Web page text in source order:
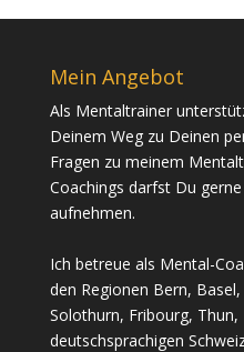
Mein Angebot
Als Mentaltrainer
Deinem Weg zu Deinen
Fragen zu meinem
Coachings darfst Du
aufnehmen.
Ich betreue als Mental-
den Regionen Bern,
Solothurn, Fribourg, Thun,
deutschsprachigen